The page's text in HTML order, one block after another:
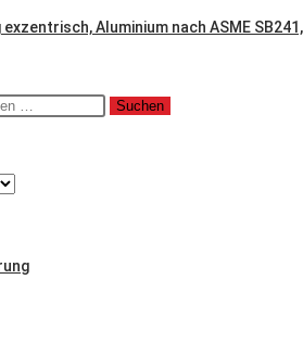
exzentrisch, Aluminium nach ASME
Suchen